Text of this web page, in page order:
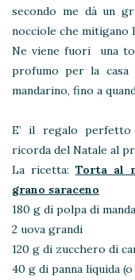
secondo me dà un
nocciole che mitigano
Ne viene fuori una
profumo per la casa
mandarino, fino a
E’ il regalo perfetto
ricorda del Natale al
La ricetta: Torta al
grano saraceno
180 g di polpa di
2 uova grandi
120 g di zucchero di
40 g di panna liquida